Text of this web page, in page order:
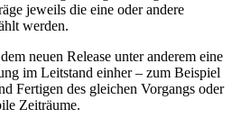
jeweils die eine oder andere
werden.
neuen Release unter anderem eine
im Leitstand einher – zum Beispiel
Fertigen des gleichen Vorgangs oder
Zeiträume.